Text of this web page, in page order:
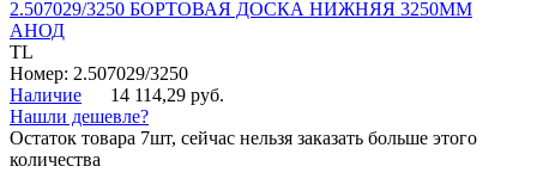
2.507029/3250 БОРТОВАЯ ДОСКА НИЖНЯЯ 3250ММ
АНОД
TL
Номер: 2.507029/3250
Наличие
14 114,29 руб.
Нашли дешевле?
Остаток товара 7шт, сейчас нельзя заказать больше этого
количества